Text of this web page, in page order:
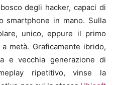
degli hacker, capaci di
smartphone in mano. Sulla
unico, eppure il primo
metà. Graficamente ibrido,
e vecchia generazione di
ripetitivo, vinse la